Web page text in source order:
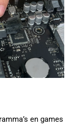
en games